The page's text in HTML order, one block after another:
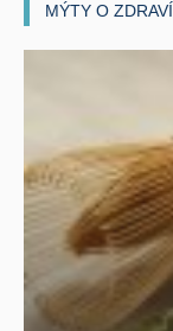
MÝTY O ZDRAVÍ